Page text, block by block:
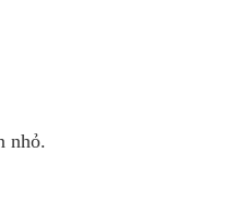
nhỏ.